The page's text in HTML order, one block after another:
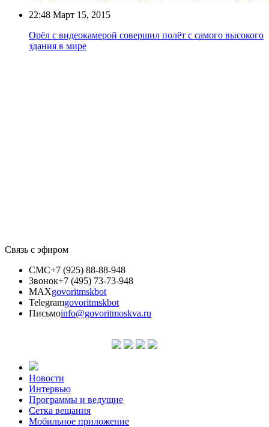
22:48 Март 15, 2015
Орёл с видеокамерой совершил полёт с самого высокого
здания в мире
Связь с эфиром
СМС+7 (925) 88-88-948
Звонок+7 (495) 73-73-948
MAXgovoritmskbot
Telegramgovoritmskbot
Письмоinfo@govoritmoskva.ru
Новости
Интервью
Программы и ведущие
Сетка вещания
Мобильное приложение